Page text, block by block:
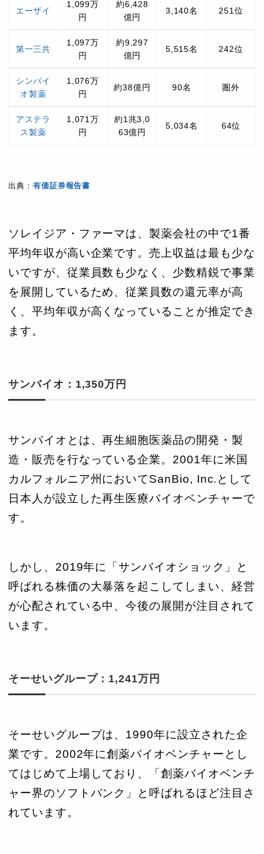
エーザイ
1,099万
円
約6,428
億円
3,140名 251位
第一三共
1,097万
円
約9,297
億円
5,515名 242位
シンバイ
オ製薬
1,076万
円
約38億円 90名 圏外
アステラ
ス製薬
1,071万
円
約1兆3,0
63億円
5,034名 64位
出典： 有価証券報告書
ソレイジア・ファーマは、製薬会社の中で1番
平均年収が高い企業です。売上収益は最も少な
いですが、従業員数も少なく、少数精鋭で事業
を展開しているため、従業員数の還元率が高
く、平均年収が高くなっていることが推定でき
ます。
サンバイオ：1,350万円
サンバイオとは、再生細胞医薬品の開発・製
造・販売を行なっている企業。2001年に米国
カルフォルニア州においてSanBio, Inc.として
日本人が設立した再生医療バイオベンチャーで
す。
しかし、2019年に「サンバイオショック」と
呼ばれる株価の大暴落を起こしてしまい、経営
が心配されている中、今後の展開が注目されて
います。
そーせいグループ：1,241万円
そーせいグループは、1990年に設立された企
業です。2002年に創薬バイオベンチャーとし
てはじめて上場しており、「創薬バイオベンチ
ャー界のソフトバンク」と呼ばれるほど注目さ
れています。